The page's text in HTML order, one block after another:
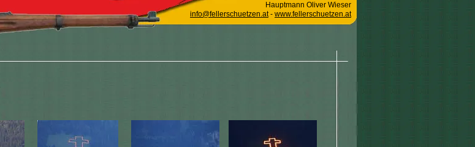
Hauptmann Oliver Wieser
info@fellerschuetzen.at- www.fellerschuetzen.at